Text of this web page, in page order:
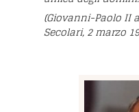
(Giovanni-Paolo II
Secolari, 2 marzo